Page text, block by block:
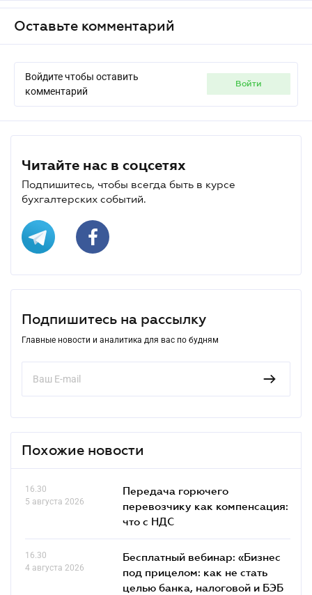
Оставьте комментарий
Войдите чтобы оставить
комментарий
войти
Читайте нас в соцсетях
Подпишитесь, чтобы всегда быть в курсе
бухгалтерских событий.
Подпишитесь на рассылку
Главные новости и аналитика для вас по будням
Похожие новости
16.30
5 августа 2026
Передача горючего
перевозчику как компенсация:
что с НДС
16.30
4 августа 2026
Бесплатный вебинар: «Бизнес
под прицелом: как не стать
целью банка, налоговой и БЭБ